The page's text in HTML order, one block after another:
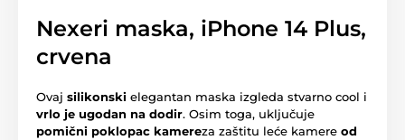
Nexeri maska, iPhone 14 Plus,
crvena
Ovaj silikonski elegantan maska izgleda stvarno cool i
vrlo je ugodan na dodir. Osim toga, uključuje
pomični poklopac kamereza zaštitu leće kamere od